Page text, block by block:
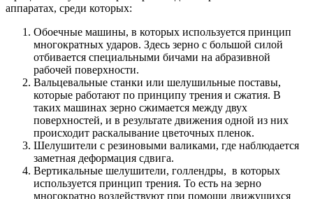
аппаратах, среди которых:
Обоечные машины, в которых используется принцип
многократных ударов. Здесь зерно с большой силой
отбивается специальными бичами на абразивной
рабочей поверхности.
Вальцевальные станки или шелушильные поставы,
которые работают по принципу трения и сжатия. В
таких машинах зерно сжимается между двух
поверхностей, и в результате движения одной из них
происходит раскалывание цветочных пленок.
Шелушители с резиновыми валиками, где наблюдается
заметная деформация сдвига.
Вертикальные шелушители, голлендры, в которых
используется принцип трения. То есть на зерно
многократно воздействуют при помощи движущихся